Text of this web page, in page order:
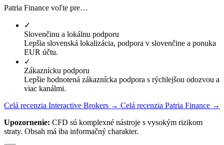
Patria Finance voľte pre…
✓
Slovenčinu a lokálnu podporu
Lepšia slovenská lokalizácia, podpora v slovenčine a ponuka
EUR účtu.
✓
Zákaznícku podporu
Lepšie hodnotená zákaznícka podpora s rýchlejšou odozvou a
viac kanálmi.
Celá recenzia Interactive Brokers → Celá recenzia Patria Finance →
Upozornenie: CFD sú komplexné nástroje s vysokým rizikom
straty. Obsah má iba informačný charakter.